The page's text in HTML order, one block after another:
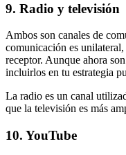
9. Radio y televisión
Ambos son canales de
comunicación es
receptor. Aunque ahora
incluirlos en tu estrategia
La radio es un canal
que la televisión es más
10. YouTube